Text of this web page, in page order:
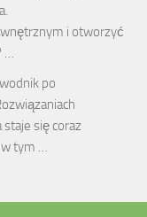
i otworzyć
…
po
staje się coraz
w tym …